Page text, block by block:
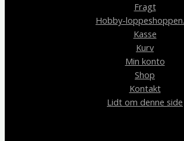
Fragt
Hobby-
Kasse
Kurv
Min konto
Shop
Kontakt
Lidt om denne side